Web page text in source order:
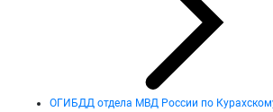
ОГИБДД отдела МВД России по